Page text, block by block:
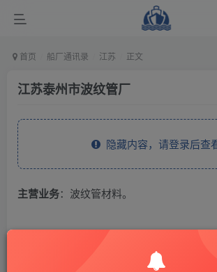
首页 船厂通讯录 江苏 正文
江苏泰州市波纹管厂
隐藏内容，请登录后查
主营业务：波纹管材料。
THE END